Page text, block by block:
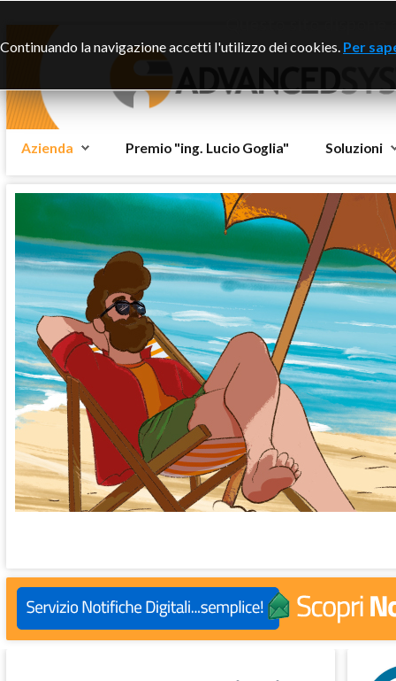
Azienda Premio "ing. Lucio Goglia" Soluzioni
Continuando la navigazione accetti l'utilizzo dei cookies. Per